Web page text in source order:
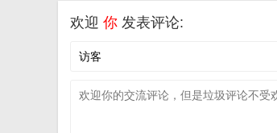
欢迎 你 发表评论: